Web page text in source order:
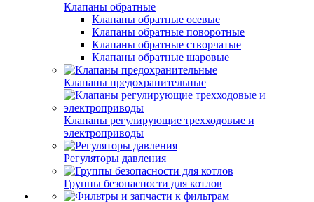
Клапаны обратные
Клапаны обратные осевые
Клапаны обратные поворотные
Клапаны обратные створчатые
Клапаны обратные шаровые
Клапаны предохранительные
Клапаны регулирующие трехходовые и
электроприводы
Регуляторы давления
Группы безопасности для котлов